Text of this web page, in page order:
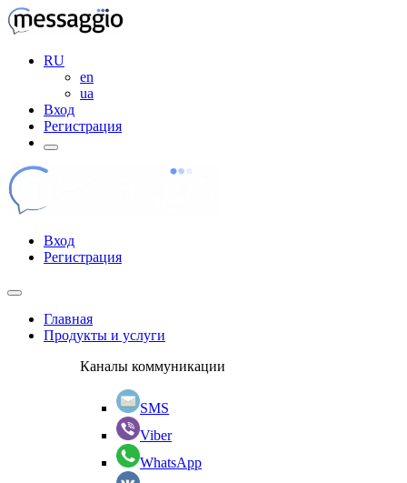
RU
en
ua
Вход
Регистрация
Вход
Регистрация
Главная
Продукты и услуги
Каналы коммуникации
SMS
Viber
WhatsApp